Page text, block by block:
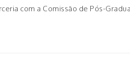
com a Comissão de Pós-